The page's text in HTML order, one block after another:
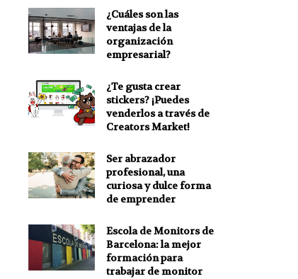
¿Cuáles son las
ventajas de la
organización
empresarial?
¿Te gusta crear
stickers? ¡Puedes
venderlos a través de
Creators Market!
Ser abrazador
profesional, una
curiosa y dulce forma
de emprender
Escola de Monitors de
Barcelona: la mejor
formación para
trabajar de monitor